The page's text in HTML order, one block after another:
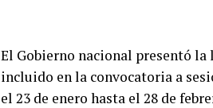
El Gobierno nacional presentó
incluido en la convocatoria a
el 23 de enero hasta el 28 de